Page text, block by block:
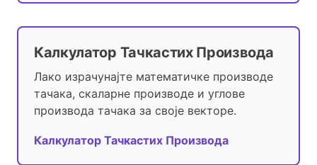
Калкулатор Тачкастих Производа
Лако израчунајте математичке производе
тачака, скаларне производе и углове
производа тачака за своје векторе.
Калкулатор Тачкастих Производа